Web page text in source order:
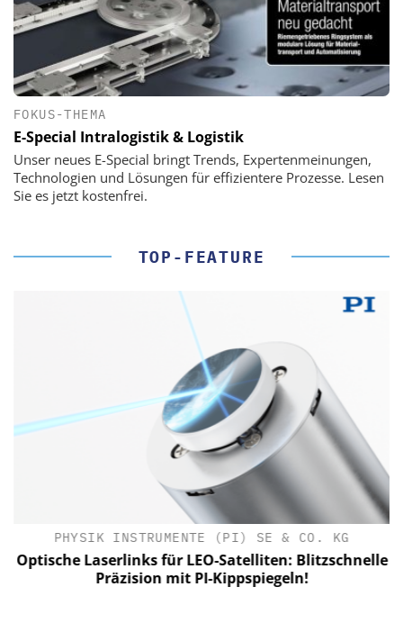
FOKUS-THEMA
E-Special Intralogistik & Logistik
Unser neues E-Special bringt Trends, Expertenmeinungen,
Technologien und Lösungen für effizientere Prozesse. Lesen
Sie es jetzt kostenfrei.
TOP-FEATURE
PHYSIK INSTRUMENTE (PI) SE & CO. KG
Optische Laserlinks für LEO-Satelliten: Blitzschnelle
Präzision mit PI-Kippspiegeln!